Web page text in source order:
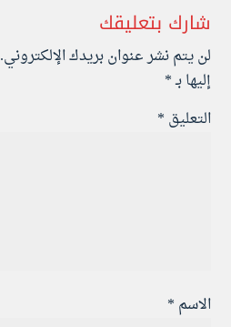
شارك بتعليقك
لن يتم نشر عنوان بريدك الإلكتروني.
إليها بـ*
التعليق *
الاسم *